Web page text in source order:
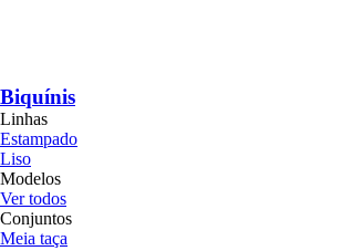
Biquínis
Linhas
Estampado
Liso
Modelos
Ver todos
Conjuntos
Meia taça